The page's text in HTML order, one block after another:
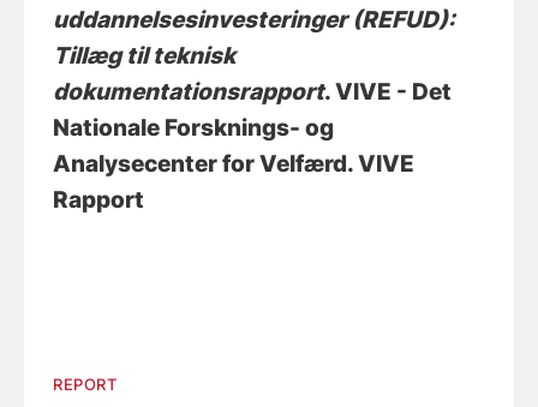
uddannelsesinvesteringer (REFUD):
Tillæg til teknisk
dokumentationsrapport. VIVE - Det
Nationale Forsknings- og
Analysecenter for Velfærd. VIVE
Rapport
REPORT